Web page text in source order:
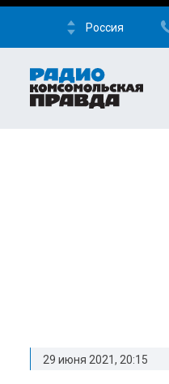
Россия
29 июня 2021, 20:15